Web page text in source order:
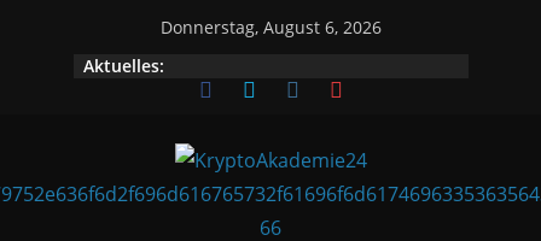
Donnerstag, August 6, 2026
Aktuelles: